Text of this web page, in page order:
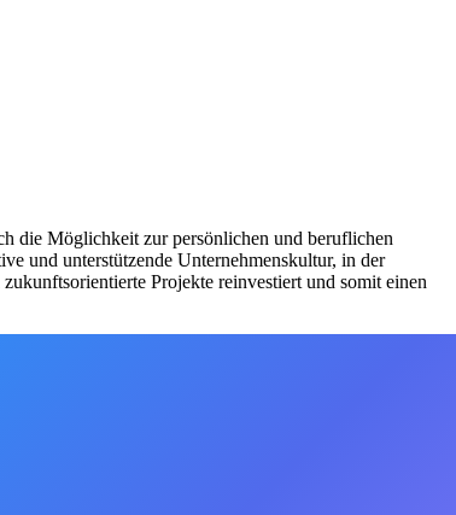
die Möglichkeit zur persönlichen und beruflichen
und unterstützende Unternehmenskultur, in der
Projekte reinvestiert und somit einen